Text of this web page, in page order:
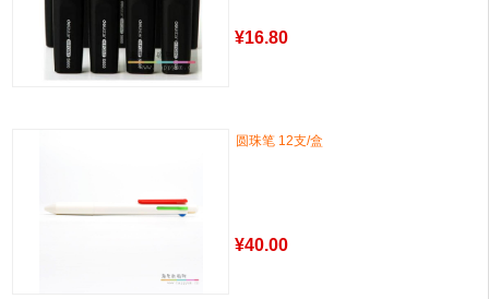
¥16.80
圆珠笔 12支/盒
¥40.00